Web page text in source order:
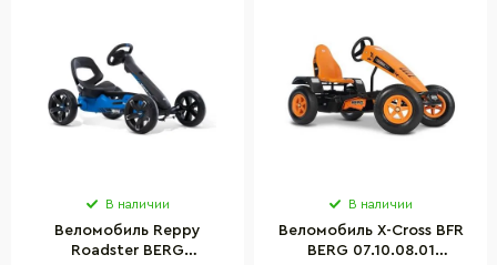
В наличии
Веломобиль Reppy
Roadster BERG
В наличии
Веломобиль X-Cross BFR
BERG 07.10.08.01